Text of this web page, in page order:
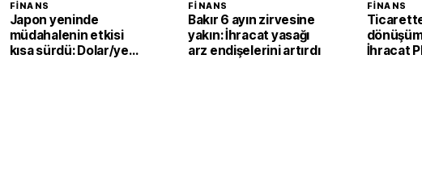
FINANS
Japon yeninde
müdahalenin etkisi
kısa sürdü: Dolar/yen
FINANS
Bakır 6 ayın zirvesine
yakın: İhracat yasağı
arz endişelerini artırdı
FINANS
İhracat